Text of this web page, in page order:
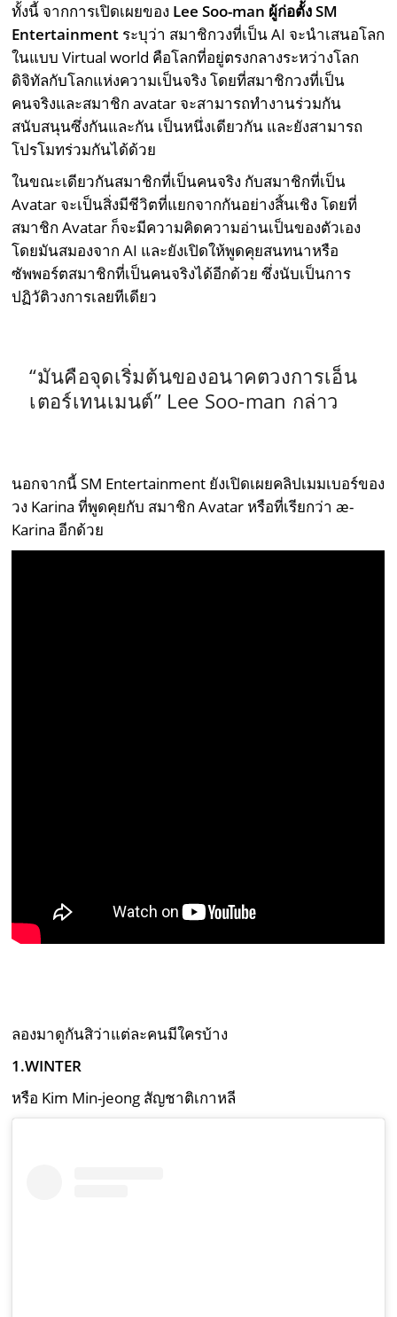
ทั้งนี้ จากการเปิดเผยของ Lee Soo-man ผู้ก่อตั้งSM
Entertainment ระบุว่า สมาชิกวงที่เป็น AI จะนำเสนอโลก
ในแบบ Virtual world คือโลกที่อยู่ตรงกลางระหว่างโลก
ดิจิทัลกับโลกแห่งความเป็นจริง โดยที่สมาชิกวงที่เป็น
คนจริงและสมาชิก avatar จะสามารถทำงานร่วมกัน
สนับสนุนซึ่งกันและกัน เป็นหนึ่งเดียวกัน และยังสามารถ
โปรโมทร่วมกันได้ด้วย
ในขณะเดียวกันสมาชิกที่เป็นคนจริง กับสมาชิกที่เป็น
Avatar จะเป็นสิ่งมีชีวิตที่แยกจากกันอย่างสิ้นเชิง โดยที่
สมาชิก Avatar ก็จะมีความคิดความอ่านเป็นของตัวเอง
โดยมันสมองจาก AI และยังเปิดให้พูดคุยสนทนาหรือ
ซัพพอร์ตสมาชิกที่เป็นคนจริงได้อีกด้วย ซึ่งนับเป็นการ
ปฏิวัติวงการเลยทีเดียว
“มันคือจุดเริ่มต้นของอนาคตวงการเอ็น
เตอร์เทนเมนต์” Lee Soo-man กล่าว
นอกจากนี้ SM Entertainment ยังเปิดเผยคลิปเมมเบอร์ของ
วง Karina ที่พูดคุยกับ สมาชิก Avatar หรือที่เรียกว่า æ-
Karina อีกด้วย
ลองมาดูกันสิว่าแต่ละคนมีใครบ้าง
1.WINTER
หรือ Kim Min-jeong สัญชาติเกาหลี